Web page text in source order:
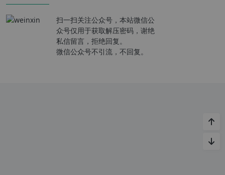
扫一扫关注公众号，本站微信公
众号仅用于获取解压密码，谢绝
私信留言，拒绝回复。
微信公众号不引流，不回复。